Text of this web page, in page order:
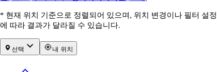
* 현재 위치 기준으로 정렬되어 있으며, 위치 변경이나 필터 설정
에 따라 결과가 달라질 수 있습니다.
선택 내 위치